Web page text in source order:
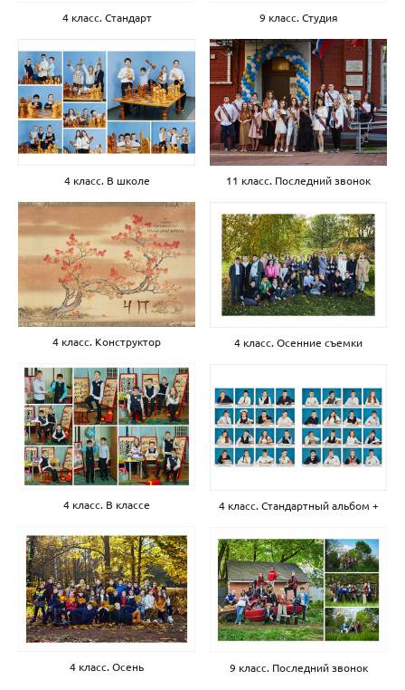
4 класс. Стандарт 9 класс. Студия
4 класс. В школе 11 класс. Последний звонок
4 класс. Конструктор 4 класс. Осенние съемки
4 класс. В классе 4 класс. Стандартный альбом +
4 класс. Осень 9 класс. Последний звонок